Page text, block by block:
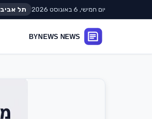
יום חמישי, 6 באוגוסט 2026 תל אביב